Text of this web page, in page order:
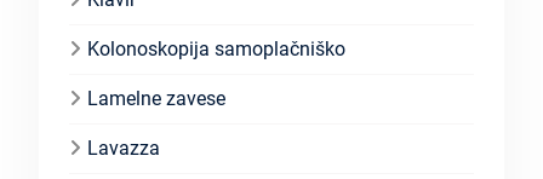
Kolonoskopija samoplačniško
Lamelne zavese
Lavazza